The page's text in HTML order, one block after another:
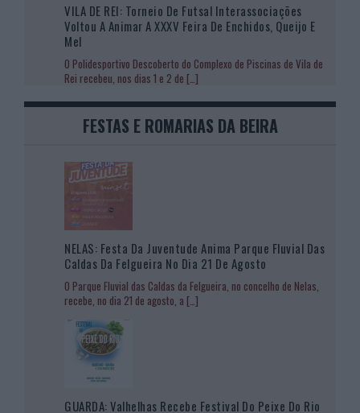
VILA DE REI: Torneio De Futsal Interassociações
Voltou A Animar A XXXV Feira De Enchidos, Queijo E
Mel
O Polidesportivo Descoberto do Complexo de Piscinas de Vila de
Rei recebeu, nos dias 1 e 2 de […]
FESTAS E ROMARIAS DA BEIRA
NELAS: Festa Da Juventude Anima Parque Fluvial Das
Caldas Da Felgueira No Dia 21 De Agosto
O Parque Fluvial das Caldas da Felgueira, no concelho de Nelas,
recebe, no dia 21 de agosto, a […]
GUARDA: Valhelhas Recebe Festival Do Peixe Do Rio